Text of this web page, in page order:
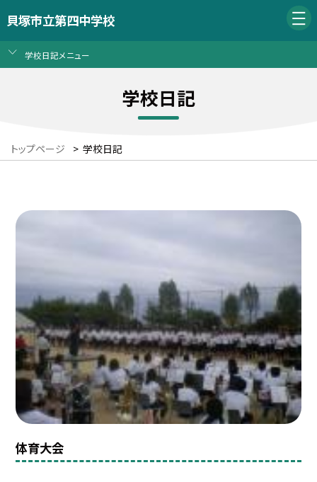
貝塚市立第四中学校
学校日記メニュー
学校日記
トップページ > 学校日記
体育大会